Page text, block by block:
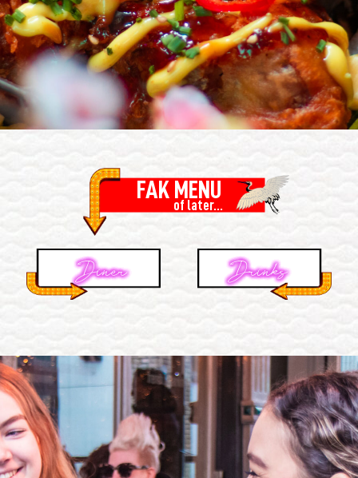
FAK MENU
of later...
Diner Drinks